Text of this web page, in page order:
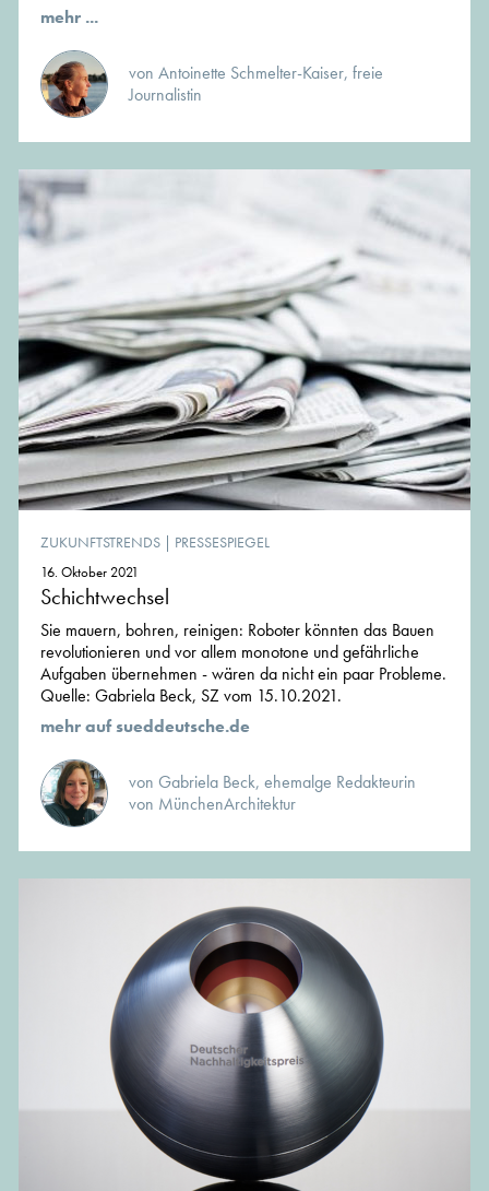
mehr ...
von Antoinette Schmelter-Kaiser, freie
Journalistin
ZUKUNFTSTRENDS | PRESSESPIEGEL
16. Oktober 2021
Schichtwechsel
Sie mauern, bohren, reinigen: Roboter könnten das Bauen
revolutionieren und vor allem monotone und gefährliche
Aufgaben übernehmen - wären da nicht ein paar Probleme.
Quelle: Gabriela Beck, SZ vom 15.10.2021.
mehr auf sueddeutsche.de
von Gabriela Beck, ehemalge Redakteurin
von MünchenArchitektur